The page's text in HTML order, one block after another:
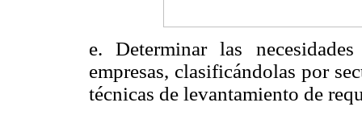
e. Determinar las
empresas, clasificándolas por
técnicas de levantamiento de